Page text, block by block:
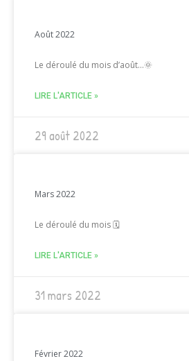
Août 2022
Le déroulé du mois d’août…🌞
LIRE L'ARTICLE »
29 août 2022
Mars 2022
Le déroulé du mois 🗓
LIRE L'ARTICLE »
31 mars 2022
Février 2022